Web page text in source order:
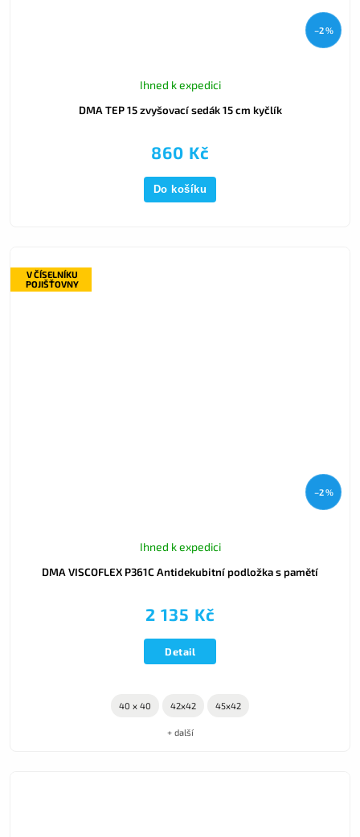
–2 %
DMA TEP 15 zvyšovací sedák 15 cm kyčlík
Ihned k expedici
860 Kč
Do košíku
V ČÍSELNÍKU
POJIŠŤOVNY
–2 %
DMA VISCOFLEX P361C Antidekubitní podložka s pamětí
Ihned k expedici
2 135 Kč
Detail
40 x 40 42x42 45x42
+ další